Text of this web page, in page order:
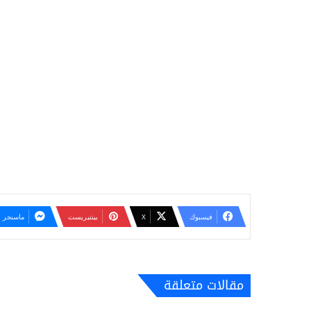
فيسبوك ‫X بينتيريست ماسنجر
مقالات متعلقة